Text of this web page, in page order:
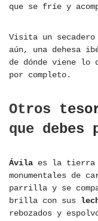
que se fríe y
Visita un
aún, una dehesa
de dónde viene lo
por completo.
Otros
que debes
Ávila es la tierra
monumentales de
parrilla y se
brilla con sus
rebozados y